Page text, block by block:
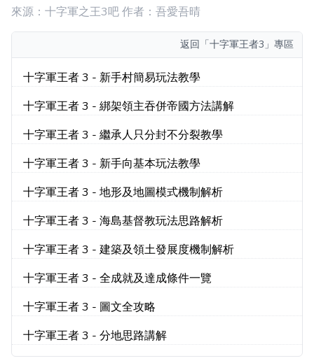
來源：十字軍之王3吧 作者：吾愛吾晴
返回 「十字軍王者3」專區
十字軍王者 3 - 新手村簡易玩法教學
十字軍王者 3 - 綁架領主吞併帝國方法講解
十字軍王者 3 - 繼承人只分封不分裂教學
十字軍王者 3 - 新手向基本玩法教學
十字軍王者 3 - 地形及地圖模式機制解析
十字軍王者 3 - 海島基督教玩法思路解析
十字軍王者 3 - 建築及領土發展度機制解析
十字軍王者 3 - 全成就及達成條件一覽
十字軍王者 3 - 圖文全攻略
十字軍王者 3 - 分地思路講解